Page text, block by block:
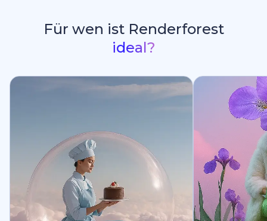
Für wen ist Renderforest
ideal?